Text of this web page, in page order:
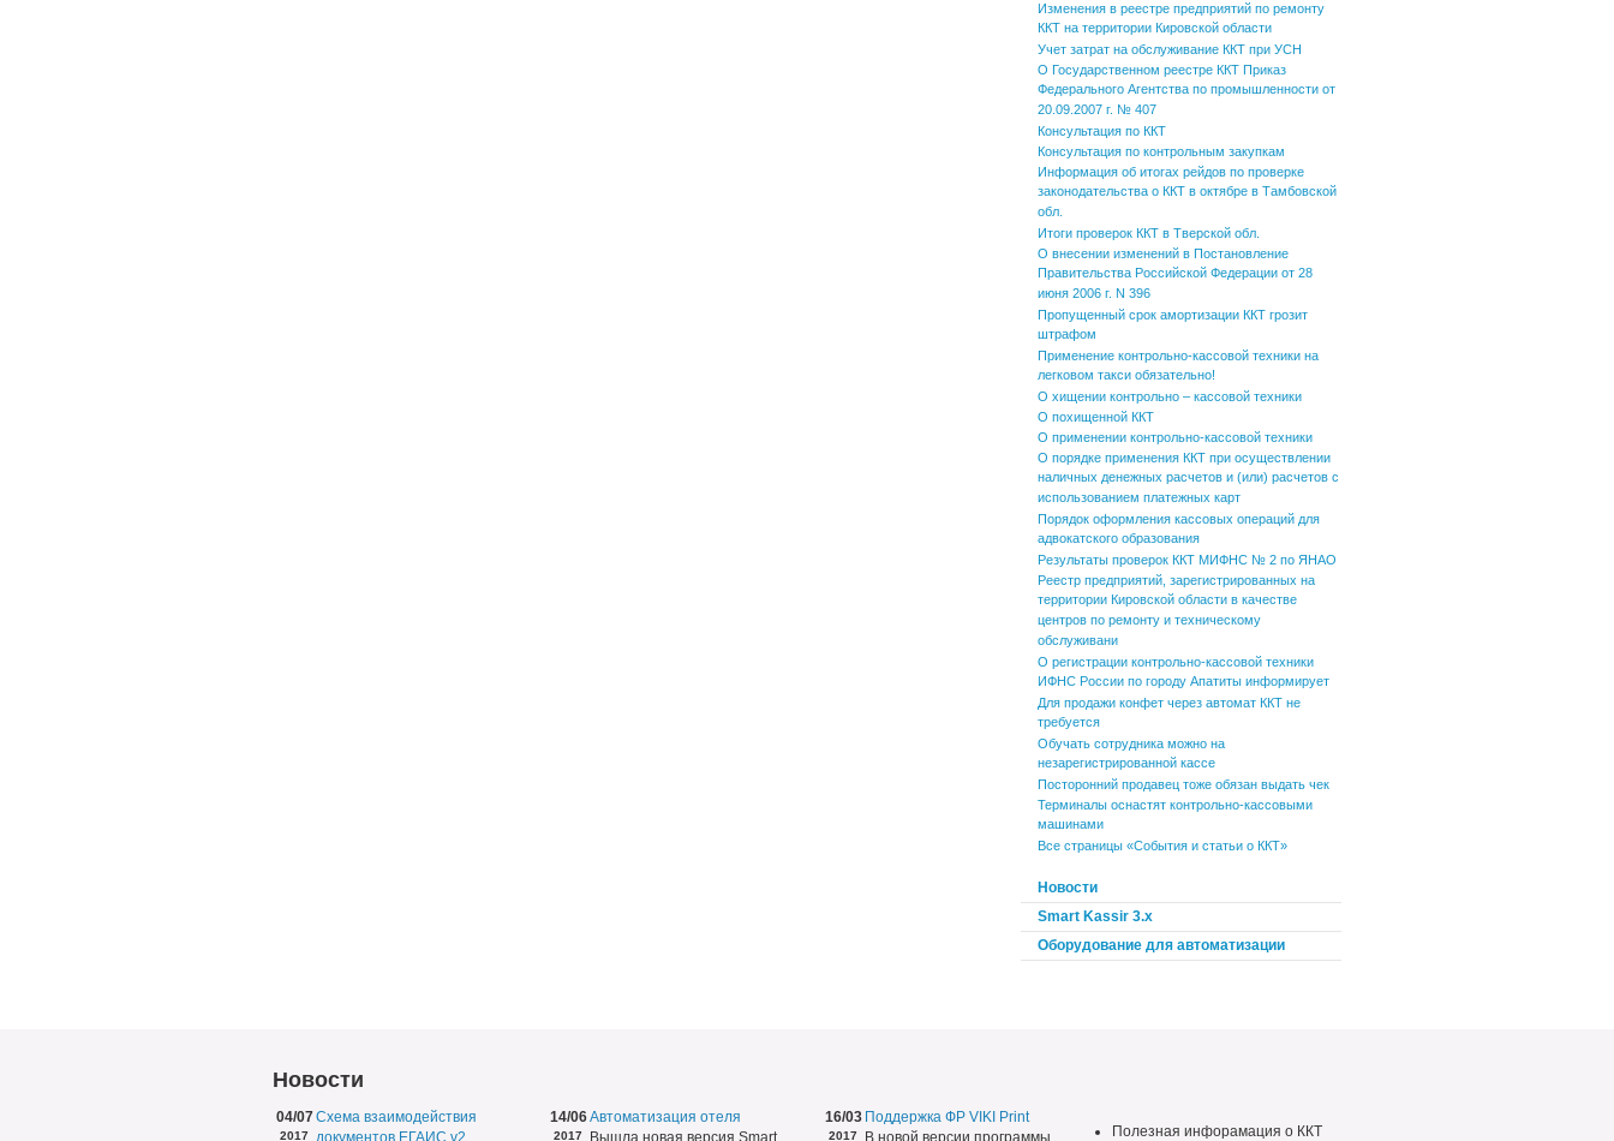
Изменения в реестре предприятий по ремонту
ККТ на территории Кировской области
Учет затрат на обслуживание ККТ при УСН
О Государственном реестре ККТ Приказ
Федерального Агентства по промышленности от
20.09.2007 г. № 407
Консультация по ККТ
Консультация по контрольным закупкам
Информация об итогах рейдов по проверке
законодательства о ККТ в октябре в Тамбовской
обл.
Итоги проверок ККТ в Тверской обл.
О внесении изменений в Постановление
Правительства Российской Федерации от 28
июня 2006 г. N 396
Пропущенный срок амортизации ККТ грозит
штрафом
Применение контрольно-кассовой техники на
легковом такси обязательно!
О хищении контрольно – кассовой техники
О похищенной ККТ
О применении контрольно-кассовой техники
О порядке применения ККТ при осуществлении
наличных денежных расчетов и (или) расчетов с
использованием платежных карт
Порядок оформления кассовых операций для
адвокатского образования
Результаты проверок ККТ МИФНС № 2 по ЯНАО
Реестр предприятий, зарегистрированных на
территории Кировской области в качестве
центров по ремонту и техническому
обслуживани
О регистрации контрольно-кассовой техники
ИФНС России по городу Апатиты информирует
Для продажи конфет через автомат ККТ не
требуется
Обучать сотрудника можно на
незарегистрированной кассе
Посторонний продавец тоже обязан выдать чек
Терминалы оснастят контрольно-кассовыми
машинами
Все страницы «События и статьи о ККТ»
Новости
Smart Kassir 3.x
Оборудование для автоматизации
Новости
04/07
2017
Схема взаимодействия
документов ЕГАИС v2
14/06
2017
Автоматизация отеля
Вышла новая версия Smart
16/03
2017
Поддержка ФР VIKI Print
В новой версии программы
Полезная инфорамация о ККТ